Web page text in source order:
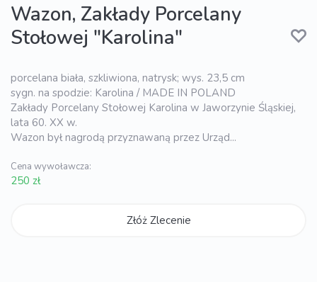
Wazon, Zakłady Porcelany
Stołowej "Karolina"
porcelana biała, szkliwiona, natrysk; wys. 23,5 cm
sygn. na spodzie: Karolina / MADE IN POLAND
Zakłady Porcelany Stołowej Karolina w Jaworzynie Śląskiej,
lata 60. XX w.
Wazon był nagrodą przyznawaną przez Urząd...
Cena wywoławcza:
250 zł
Złóż Zlecenie